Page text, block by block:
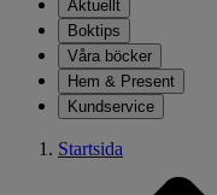
Aktuellt
Boktips
Våra böcker
Hem & Present
Kundservice
Startsida